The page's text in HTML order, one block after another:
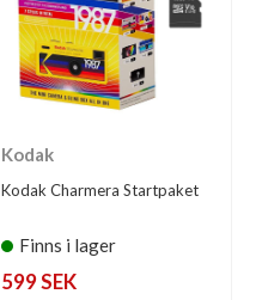
Kodak
Kodak Charmera Startpaket
Finns i lager
599 SEK